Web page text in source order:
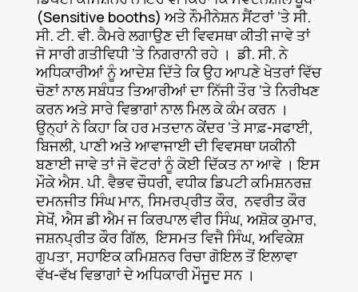
(Sensitive booths) ਅਤੇ ਨੌਮੀਨੇਸ਼ਨ ਸੈਂਟਰਾਂ ’ਤੇ ਸੀ.
ਸੀ. ਟੀ. ਵੀ. ਕੈਮਰੇ ਲਗਾਉਣ ਦੀ ਵਿਵਸਥਾ ਕੀਤੀ ਜਾਵੇ ਤਾਂ
ਜੋ ਸਾਰੀ ਗਤੀਵਿਧੀ ’ਤੇ ਨਿਗਰਾਨੀ ਰਹੇ । ਡੀ. ਸੀ. ਨੇ
ਅਧਿਕਾਰੀਆਂ ਨੂੰ ਆਦੇਸ਼ ਦਿੱਤੇ ਕਿ ਉਹ ਆਪਣੇ ਖੇਤਰਾਂ ਵਿੱਚ
ਚੋਣਾਂ ਨਾਲ ਸਬੰਧਤ ਤਿਆਰੀਆਂ ਦਾ ਨਿੱਜੀ ਤੌਰ ’ਤੇ ਨਿਰੀਖਣ
ਕਰਨ ਅਤੇ ਸਾਰੇ ਵਿਭਾਗਾਂ ਨਾਲ ਮਿਲ ਕੇ ਕੰਮ ਕਰਨ ।
ਉਨ੍ਹਾਂ ਨੇ ਕਿਹਾ ਕਿ ਹਰ ਮਤਦਾਨ ਕੇਂਦਰ ’ਤੇ ਸਾਫ਼-ਸਫਾਈ,
ਬਿਜਲੀ, ਪਾਣੀ ਅਤੇ ਆਵਾਜਾਈ ਦੀ ਵਿਵਸਥਾ ਯਕੀਨੀ
ਬਣਾਈ ਜਾਵੇ ਤਾਂ ਜੋ ਵੋਟਰਾਂ ਨੂੰ ਕੋਈ ਦਿੱਕਤ ਨਾ ਆਵੇ । ਇਸ
ਮੌਕੇ ਐਸ. ਪੀ. ਵੈਭਵ ਚੌਧਰੀ, ਵਧੀਕ ਡਿਪਟੀ ਕਮਿਸ਼ਨਰਜ਼
ਦਮਨਜੀਤ ਸਿੰਘ ਮਾਨ, ਸਿਮਰਪ੍ਰੀਤ ਕੌਰ, ਨਵਰੀਤ ਕੌਰ
ਸੇਖੋਂ, ਐਸ ਡੀ ਐਮ ਜ ਕਿਰਪਾਲ ਵੀਰ ਸਿੰਘ, ਅਸ਼ੋਕ ਕੁਮਾਰ,
ਜਸ਼ਨਪ੍ਰੀਤ ਕੌਰ ਗਿੱਲ, ਇਸਮਤ ਵਿਜੈ ਸਿੰਘ, ਅਵਿਕੇਸ਼
ਗੁਪਤਾ, ਸਹਾਇਕ ਕਮਿਸ਼ਨਰ ਰਿਚਾ ਗੋਇਲ ਤੋਂ ਇਲਾਵਾ
ਵੱਖ-ਵੱਖ ਵਿਭਾਗਾਂ ਦੇ ਅਧਿਕਾਰੀ ਮੌਜੂਦ ਸਨ ।